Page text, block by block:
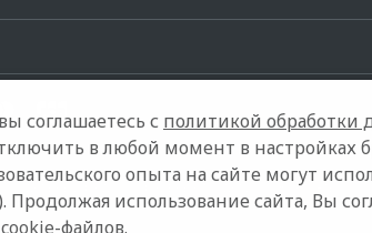
Модельный ряд Архивные модели Контакты
соглашаетесь с политикой обработки
в любой момент в настройках
опыта на сайте могут
Продолжая использование сайта, Вы
файлов.